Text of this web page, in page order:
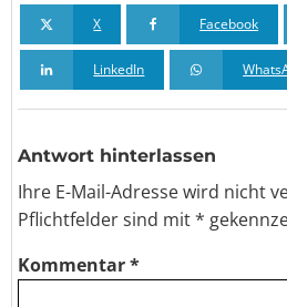
X Facebook
LinkedIn
Antwort hinterlassen
Ihre E-Mail-Adresse wird nicht
Pflichtfelder sind mit *
Kommentar*